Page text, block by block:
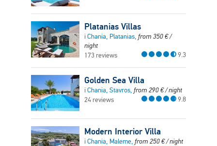
Platanias Villas
i Chania, Platanias, from 350€/
night
173 reviews
9.3
Golden Sea Villa
i Chania, Stavros, from 290€/ night
24 reviews
9.8
Modern Interior Villa
i Chania, Maleme, from 250€/ night